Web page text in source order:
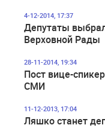
4-12-2014, 17:37
Депутаты
Верховной Рады
28-11-2014, 19:34
Пост вице-
СМИ
11-12-2013, 17:04
Ляшко станет